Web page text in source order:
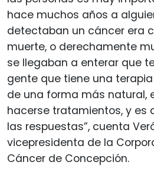
hace muchos años a
detectaban un cáncer era
muerte, o derechamente
se llegaban a enterar que
gente que tiene una
de una forma más natural,
hacerse tratamientos, y es
las respuestas”, cuenta
vicepresidenta de la
Cáncer de Concepción.